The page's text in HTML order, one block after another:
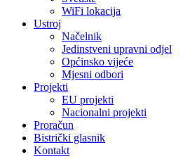
WiFi lokacija
Ustroj
Načelnik
Jedinstveni upravni odjel
Općinsko vijeće
Mjesni odbori
Projekti
EU projekti
Nacionalni projekti
Proračun
Bistrički glasnik
Kontakt